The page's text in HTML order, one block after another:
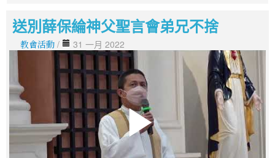
送別薛保綸神父聖言會弟兄不捨
教會活動 / 31 一月 2022